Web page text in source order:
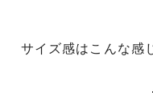
サイズ感はこんな感